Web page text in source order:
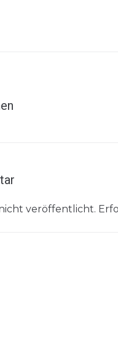
veröffentlicht.